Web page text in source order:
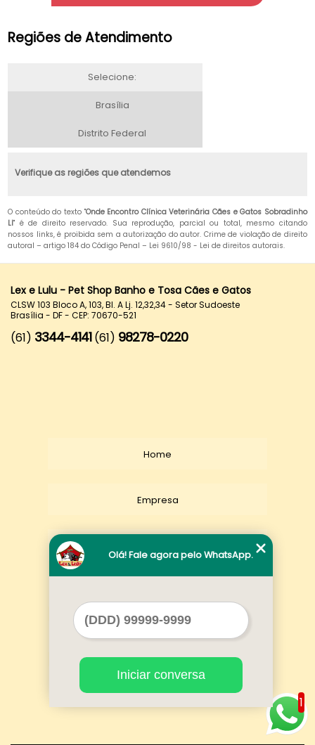
Regiões de Atendimento
Selecione:
Brasília
Distrito Federal
Verifique as regiões que atendemos
O conteúdo do texto "Onde Encontro Clínica Veterinária Cães e Gatos Sobradinho
Ll" é de direito reservado. Sua reprodução, parcial ou total, mesmo citando
nossos links, é proibida sem a autorização do autor. Crime de violação de direito
autoral – artigo 184 do Código Penal – Lei 9610/98 - Lei de direitos autorais.
Lex e Lulu - Pet Shop Banho e Tosa Cães e Gatos
CLSW 103 Bloco A, 103, Bl. A Lj. 12,32,34 - Setor Sudoeste
Brasília - DF - CEP: 70670-521
(61) 3344-4141 (61) 98278-0220
Home
Empresa
Contato
Mapa do site
1
Olá! Fale agora pelo WhatsApp.
Iniciar conversa